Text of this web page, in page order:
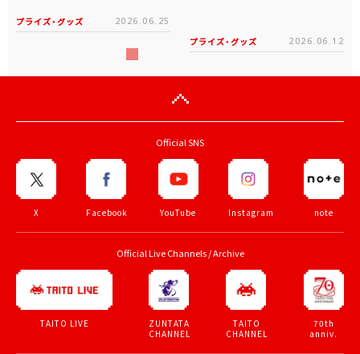
プライズ・グッズ 2026.06.25
プライズ・グッズ 2026.06.12
Official SNS
X Facebook YouTube Instagram note
Official Live Channels / Archive
TAITO LIVE
ZUNTATA
CHANNEL
TAITO
CHANNEL
70th
anniv.